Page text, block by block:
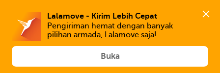
Lalamove - Kirim Lebih Cepat
Pengiriman hemat dengan banyak
Buka